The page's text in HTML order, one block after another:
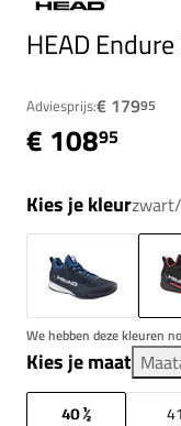
HEAD
Adviesprijs:€ 17995
€ 10895
Kies je kleur
We hebben deze kleuren
Kies je maat
40 ½ 41